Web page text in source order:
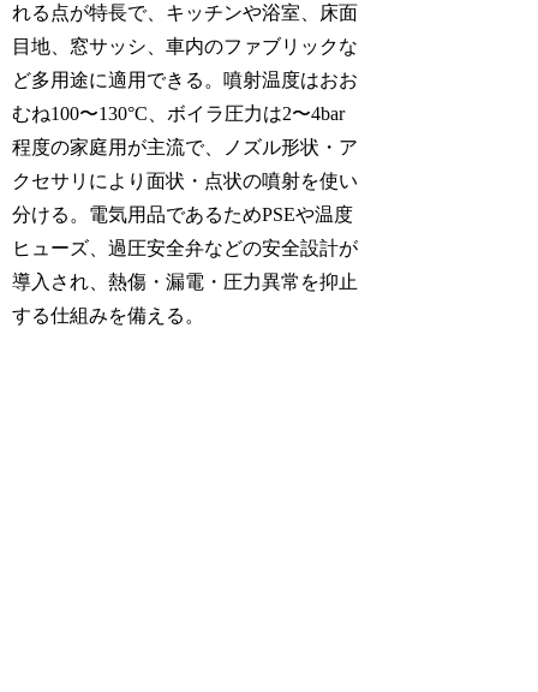
れる点が特長で、キッチンや浴室、床面
目地、窓サッシ、車内のファブリックな
ど多用途に適用できる。噴射温度はおお
むね100〜130°C、ボイラ圧力は2〜4bar
程度の家庭用が主流で、ノズル形状・ア
クセサリにより面状・点状の噴射を使い
分ける。電気用品であるためPSEや温度
ヒューズ、過圧安全弁などの安全設計が
導入され、熱傷・漏電・圧力異常を抑止
する仕組みを備える。